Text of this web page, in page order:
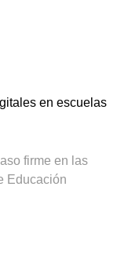
en escuelas
firme en las
Educación